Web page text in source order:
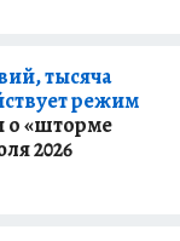
тысяча
режим
о «шторме
2026